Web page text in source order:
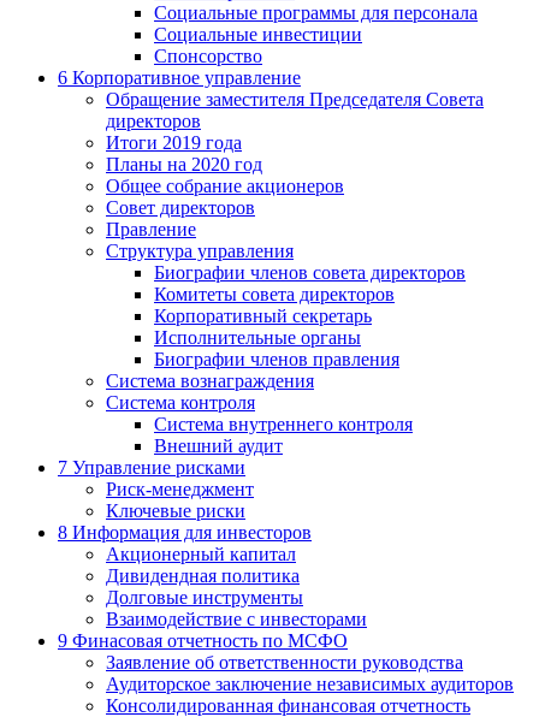
Социальные программы для персонала
Социальные инвестиции
Спонсорство
6 Корпоративное управление
Обращение заместителя Председателя Совета
директоров
Итоги 2019 года
Планы на 2020 год
Общее собрание акционеров
Совет директоров
Правление
Структура управления
Биографии членов совета директоров
Комитеты совета директоров
Корпоративный секретарь
Исполнительные органы
Биографии членов правления
Система вознаграждения
Система контроля
Система внутреннего контроля
Внешний аудит
7 Управление рисками
Риск-менеджмент
Ключевые риски
8 Информация для инвесторов
Акционерный капитал
Дивидендная политика
Долговые инструменты
Взаимодействие с инвеcторами
9 Финасовая отчетность по МСФО
Заявление об ответственности руководства
Аудиторское заключение независимых аудиторов
Консолидированная финансовая отчетность